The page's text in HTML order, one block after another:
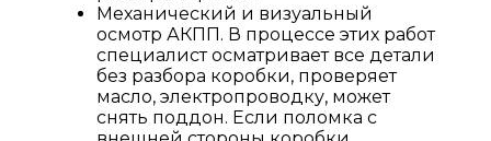
Механический и визуальный
осмотр АКПП. В процессе этих работ
специалист осматривает все детали
без разбора коробки, проверяет
масло, электропроводку, может
снять поддон. Если поломка с